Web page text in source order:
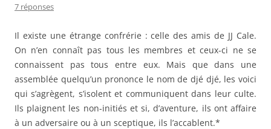
7 réponses
Il existe une étrange confrérie : celle des amis de JJ Cale.
On n’en connaît pas tous les membres et ceux-ci ne se
connaissent pas tous entre eux. Mais que dans une
assemblée quelqu’un prononce le nom de djé djé, les voici
qui s’agrègent, s’isolent et communiquent dans leur culte.
Ils plaignent les non-initiés et si, d’aventure, ils ont affaire
à un adversaire ou à un sceptique, ils l’accablent.*